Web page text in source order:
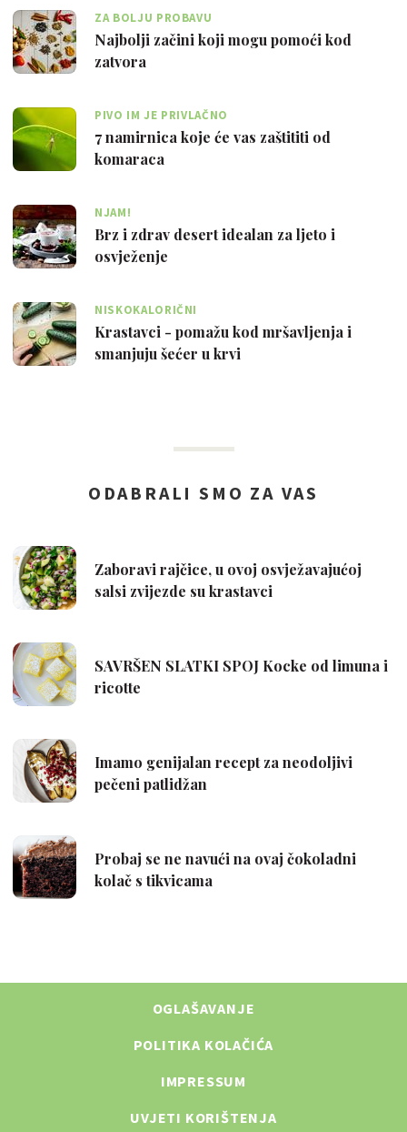
ZA BOLJU PROBAVU
Najbolji začini koji mogu pomoći kod
zatvora
PIVO IM JE PRIVLAČNO
7 namirnica koje će vas zaštititi od
komaraca
NJAM!
Brz i zdrav desert idealan za ljeto i
osvježenje
NISKOKALORIČNI
Krastavci - pomažu kod mršavljenja i
smanjuju šećer u krvi
OGLAŠAVANJE
POLITIKA KOLAČIĆA
IMPRESSUM
UVJETI KORIŠTENJA